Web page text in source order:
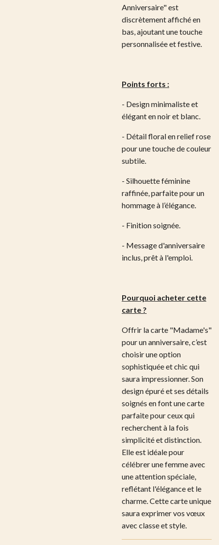
Anniversaire" est
discrètement affiché en
bas, ajoutant une touche
personnalisée et festive.
Points forts :
- Design minimaliste et
élégant en noir et blanc.
- Détail floral en relief rose
pour une touche de couleur
subtile.
- Silhouette féminine
raffinée, parfaite pour un
hommage à l’élégance.
- Finition soignée.
- Message d'anniversaire
inclus, prêt à l'emploi.
Pourquoi acheter cette
carte ?
Offrir la carte "Madame's"
pour un anniversaire, c’est
choisir une option
sophistiquée et chic qui
saura impressionner. Son
design épuré et ses détails
soignés en font une carte
parfaite pour ceux qui
recherchent à la fois
simplicité et distinction.
Elle est idéale pour
célébrer une femme avec
une attention spéciale,
reflétant l'élégance et le
charme. Cette carte unique
saura exprimer vos vœux
avec classe et style.